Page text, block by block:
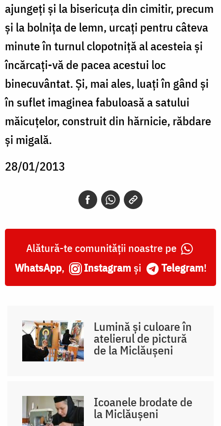
ajungeţi şi la bisericuţa din cimitir, precum
şi la bolniţa de lemn, urcaţi pentru câteva
minute în turnul clopotniţă al acesteia şi
încărcaţi-vă de pacea acestui loc
binecuvântat. Şi, mai ales, luaţi în gând şi
în suflet imaginea fabuloasă a satului
măicuţelor, construit din hărnicie, răbdare
şi migală.
28/01/2013
Alătură-te comunității noastre pe
WhatsApp, Instagram și Telegram!
Lumină și culoare în
atelierul de pictură
de la Miclăușeni
Icoanele brodate de
la Miclăușeni